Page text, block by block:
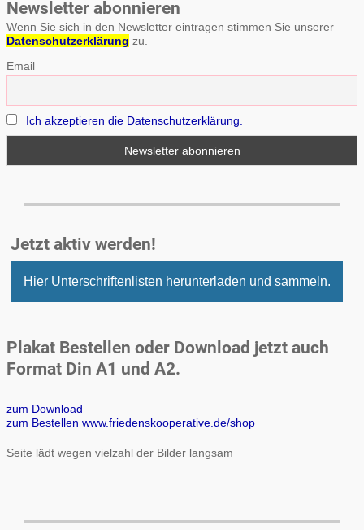
Newsletter abonnieren
Wenn Sie sich in den Newsletter eintragen stimmen Sie unserer
Datenschutzerklärung zu.
Email
Ich akzeptieren die Datenschutzerklärung.
Jetzt aktiv werden!
Hier Unterschriftenlisten herunterladen und sammeln.
Plakat Bestellen oder Download jetzt auch
Format Din A1 und A2.
zum Download
zum Bestellen www.friedenskooperative.de/shop
Seite lädt wegen vielzahl der Bilder langsam